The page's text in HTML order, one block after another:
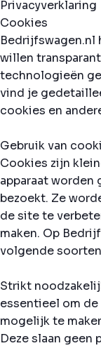
Privacyverklaring
Cookies
Bedrijfswagen.nl
willen
technologieën
vind je
cookies en
Gebruik van
Cookies zijn
apparaat worden
bezoekt. Ze
de site te
maken. Op
volgende
Strikt
essentieel om
mogelijk te
Deze slaan